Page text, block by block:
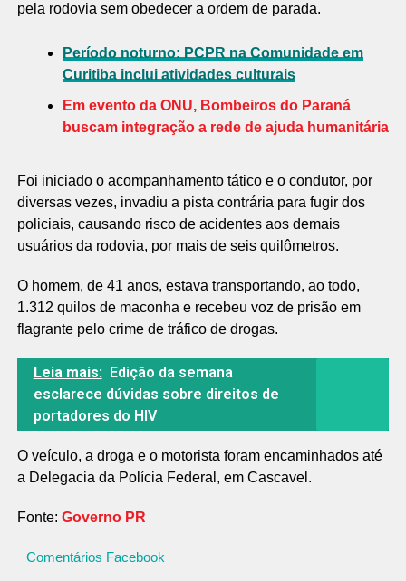
pela rodovia sem obedecer a ordem de parada.
Período noturno: PCPR na Comunidade em
Curitiba inclui atividades culturais
Em evento da ONU, Bombeiros do Paraná
buscam integração a rede de ajuda humanitária
Foi iniciado o acompanhamento tático e o condutor, por
diversas vezes, invadiu a pista contrária para fugir dos
policiais, causando risco de acidentes aos demais
usuários da rodovia, por mais de seis quilômetros.
O homem, de 41 anos, estava transportando, ao todo,
1.312 quilos de maconha e recebeu voz de prisão em
flagrante pelo crime de tráfico de drogas.
Leia mais: Edição da semana
esclarece dúvidas sobre direitos de
portadores do HIV
O veículo, a droga e o motorista foram encaminhados até
a Delegacia da Polícia Federal, em Cascavel.
Fonte: Governo PR
Comentários Facebook